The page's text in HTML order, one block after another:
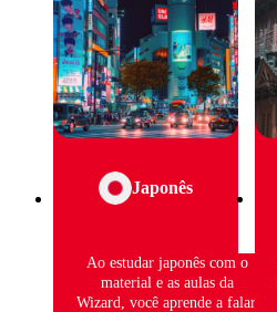
Japonês
Ao estudar japonês com o
material e as aulas da
Wizard, você aprende a falar,